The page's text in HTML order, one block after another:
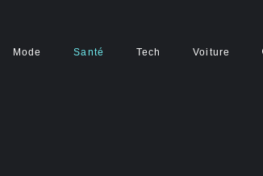
Mode Santé Tech Voiture